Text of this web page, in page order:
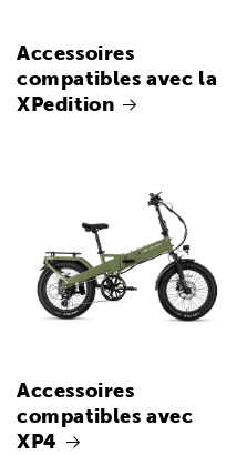
Accessoires
compatibles avec la
XPedition
Accessoires
compatibles avec
XP4